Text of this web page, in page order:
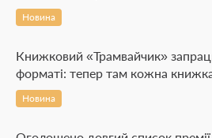
Новина
Книжковий «Трамвайчик»
форматі: тепер там кожна
Новина